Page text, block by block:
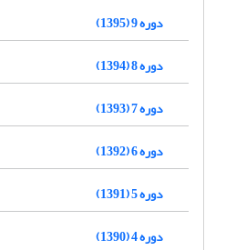
دوره 9 (1395)
دوره 8 (1394)
دوره 7 (1393)
دوره 6 (1392)
دوره 5 (1391)
دوره 4 (1390)